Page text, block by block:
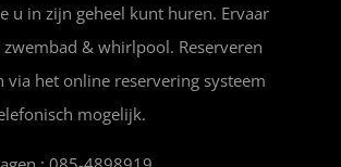
u in zijn geheel kunt huren. Ervaar
& whirlpool. Reserveren
via het online reservering systeem
mogelijk.